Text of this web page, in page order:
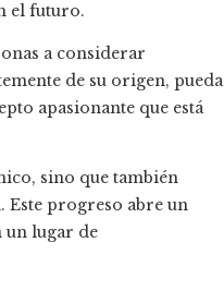
el futuro.
a considerar
de su origen, pueda
apasionante que está
sino que también
Este progreso abre un
un lugar de